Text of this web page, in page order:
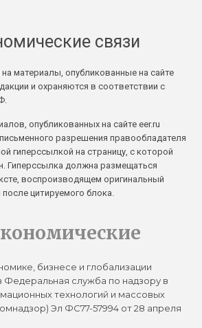
связи
материалы, опубликованные на сайте
и охраняются в соответствии с
опубликованных на сайте eer.ru
разрешения правообладателя
гиперссылкой на страницу, с которой
Гиперссылка должна размещаться
воспроизводящем оригинальный
цитируемого блока.
бизнесе и глобализации
Федеральная служба по надзору в
технологий и массовых
Эл ФС77-57994 от 28 апреля